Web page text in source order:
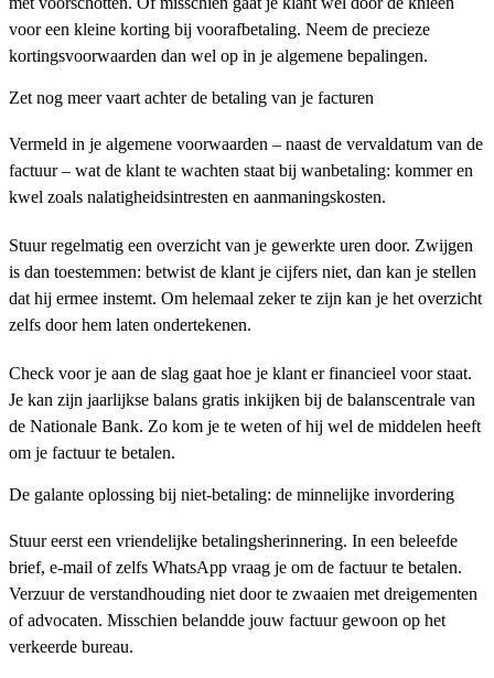
voor een kleine korting bij voorafbetaling. Neem de precieze
kortingsvoorwaarden dan wel op in je algemene bepalingen.
Zet nog meer vaart achter de betaling van je facturen
Vermeld in je algemene voorwaarden – naast de vervaldatum van de
factuur – wat de klant te wachten staat bij wanbetaling: kommer en
kwel zoals nalatigheidsintresten en aanmaningskosten.
Stuur regelmatig een overzicht van je gewerkte uren door. Zwijgen
is dan toestemmen: betwist de klant je cijfers niet, dan kan je stellen
dat hij ermee instemt. Om helemaal zeker te zijn kan je het overzicht
zelfs door hem laten ondertekenen.
Check voor je aan de slag gaat hoe je klant er financieel voor staat.
Je kan zijn jaarlijkse balans gratis inkijken bij de balanscentrale van
de Nationale Bank. Zo kom je te weten of hij wel de middelen heeft
om je factuur te betalen.
De galante oplossing bij niet-betaling: de minnelijke invordering
Stuur eerst een vriendelijke betalingsherinnering. In een beleefde
brief, e-mail of zelfs WhatsApp vraag je om de factuur te betalen.
Verzuur de verstandhouding niet door te zwaaien met dreigementen
of advocaten. Misschien belandde jouw factuur gewoon op het
verkeerde bureau.